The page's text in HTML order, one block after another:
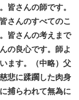
皆さんの師です。
さんのすべてのこ
皆さんの考えまで
の良心です。師よ
ます。（中略）父
悲に蹂躙した肉身
捕らわれて無為に